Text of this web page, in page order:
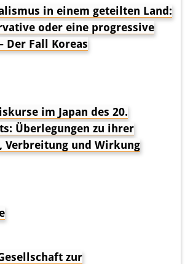
in einem geteilten Land:
oder eine progressive
Der Fall Koreas
im Japan des 20.
Überlegungen zu ihrer
Verbreitung und Wirkung
zur